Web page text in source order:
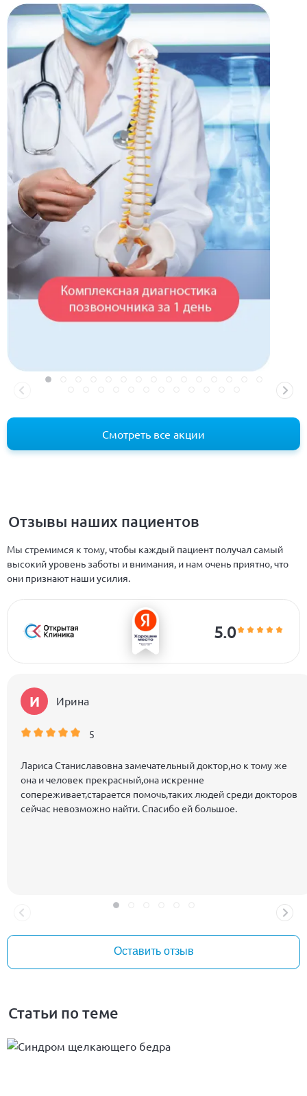
Смотреть все акции
Отзывы наших пациентов
Мы стремимся к тому, чтобы каждый пациент получал самый
высокий уровень заботы и внимания, и нам очень приятно, что
они признают наши усилия.
5.0
И Ирина
5
Лариса Станиславовна замечательный доктор,но к тому же
она и человек прекрасный,она искренне
сопереживает,старается помочь,таких людей среди докторов
сейчас невозможно найти. Спасибо ей большое.
Оставить отзыв
Статьи по теме